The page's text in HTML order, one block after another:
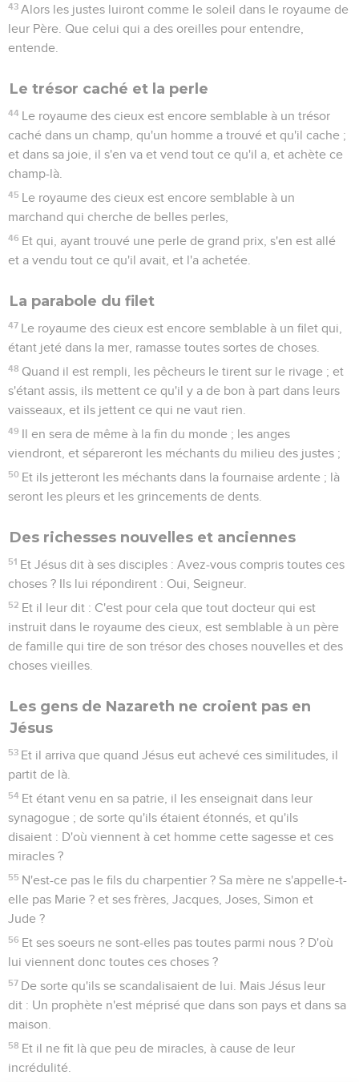
43 Alors les justes luiront comme le soleil dans le royaume de
leur Père. Que celui qui a des oreilles pour entendre,
entende.
Le trésor caché et la perle
44 Le royaume des cieux est encore semblable à un trésor
caché dans un champ, qu'un homme a trouvé et qu'il cache ;
et dans sa joie, il s'en va et vend tout ce qu'il a, et achète ce
champ-là.
45 Le royaume des cieux est encore semblable à un
marchand qui cherche de belles perles,
46 Et qui, ayant trouvé une perle de grand prix, s'en est allé
et a vendu tout ce qu'il avait, et l'a achetée.
La parabole du filet
47 Le royaume des cieux est encore semblable à un filet qui,
étant jeté dans la mer, ramasse toutes sortes de choses.
48 Quand il est rempli, les pêcheurs le tirent sur le rivage ; et
s'étant assis, ils mettent ce qu'il y a de bon à part dans leurs
vaisseaux, et ils jettent ce qui ne vaut rien.
49 Il en sera de même à la fin du monde ; les anges
viendront, et sépareront les méchants du milieu des justes ;
50 Et ils jetteront les méchants dans la fournaise ardente ; là
seront les pleurs et les grincements de dents.
Des richesses nouvelles et anciennes
51 Et Jésus dit à ses disciples : Avez-vous compris toutes ces
choses ? Ils lui répondirent : Oui, Seigneur.
52 Et il leur dit : C'est pour cela que tout docteur qui est
instruit dans le royaume des cieux, est semblable à un père
de famille qui tire de son trésor des choses nouvelles et des
choses vieilles.
Les gens de Nazareth ne croient pas en
Jésus
53 Et il arriva que quand Jésus eut achevé ces similitudes, il
partit de là.
54 Et étant venu en sa patrie, il les enseignait dans leur
synagogue ; de sorte qu'ils étaient étonnés, et qu'ils
disaient : D'où viennent à cet homme cette sagesse et ces
miracles ?
55 N'est-ce pas le fils du charpentier ? Sa mère ne s'appelle-t-
elle pas Marie ? et ses frères, Jacques, Joses, Simon et
Jude ?
56 Et ses soeurs ne sont-elles pas toutes parmi nous ? D'où
lui viennent donc toutes ces choses ?
57 De sorte qu'ils se scandalisaient de lui. Mais Jésus leur
dit : Un prophète n'est méprisé que dans son pays et dans sa
maison.
58 Et il ne fit là que peu de miracles, à cause de leur
incrédulité.